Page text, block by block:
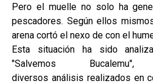
Pero el muelle no solo ha
pescadores. Según ellos
arena cortó el nexo de con el
Esta situación ha sido
"Salvemos
diversos análisis realizados en